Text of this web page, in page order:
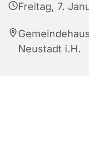
Freitag, 7.
Neustadt i.H.